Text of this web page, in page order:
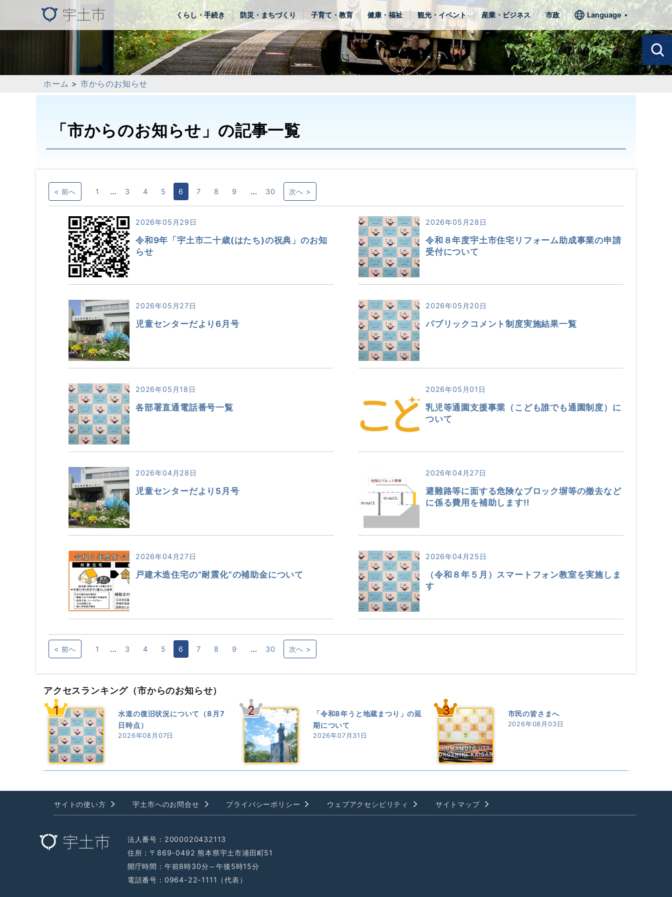
くらし・手続き 防災・まちづくり 子育て・教育 健康・福祉 観光・イベント 産業・ビジネス 市政 Language
ホーム > 市からのお知らせ
「市からのお知らせ」の記事一覧
< 前へ 1 … 3 4 5 6 7 8 9 … 30 次へ >
2026年05月29日
令和9年「宇土市二十歳(はたち)の祝典」のお知
らせ
2026年05月28日
令和８年度宇土市住宅リフォーム助成事業の申請
受付について
2026年05月27日
児童センターだより6月号
2026年05月20日
パブリックコメント制度実施結果一覧
2026年05月18日
各部署直通電話番号一覧
2026年05月01日
乳児等通園支援事業（こども誰でも通園制度）に
ついて
2026年04月28日
児童センターだより5月号
2026年04月27日
避難路等に面する危険なブロック塀等の撤去など
に係る費用を補助します!!
2026年04月27日
戸建木造住宅の”耐震化”の補助金について
2026年04月25日
（令和８年５月）スマートフォン教室を実施しま
す
< 前へ 1 … 3 4 5 6 7 8 9 … 30 次へ >
アクセスランキング （市からのお知らせ）
1
水道の復旧状況について（8月7
日時点）
2026年08月07日
2
「令和8年うと地蔵まつり」の延
期について
2026年07月31日
3 市民の皆さまへ
2026年08月03日
サイトの使い方 宇土市へのお問合せ プライバシーポリシー ウェブアクセシビリティ サイトマップ
法人番号：2000020432113
住所：〒869-0492 熊本県宇土市浦田町51
開庁時間：午前8時30分～午後5時15分
電話番号：0964-22-1111（代表）